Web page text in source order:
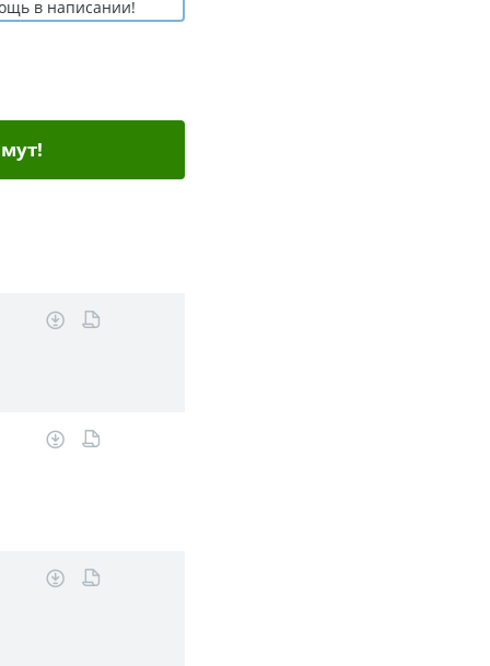
в написании!